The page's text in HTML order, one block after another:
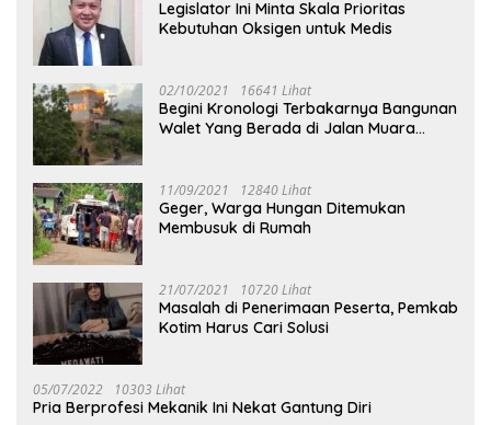
Legislator Ini Minta Skala Prioritas
Kebutuhan Oksigen untuk Medis
02/10/2021 16641 Lihat
Begini Kronologi Terbakarnya Bangunan
Walet Yang Berada di Jalan Muara
11/09/2021 12840 Lihat
Geger, Warga Hungan Ditemukan
Membusuk di Rumah
21/07/2021 10720 Lihat
Masalah di Penerimaan Peserta, Pemkab
Kotim Harus Cari Solusi
05/07/2022 10303 Lihat
Pria Berprofesi Mekanik Ini Nekat Gantung Diri